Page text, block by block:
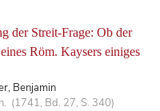
der Streit-Frage: Ob der
Röm. Kaysers einiges
Benjamin
(1741, Bd. 27, S. 340)